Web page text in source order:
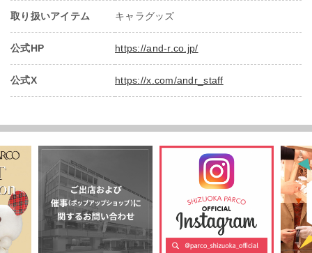
取り扱いアイテム キャラグッズ
公式HP https://and-r.co.jp/
公式X https://x.com/andr_staff